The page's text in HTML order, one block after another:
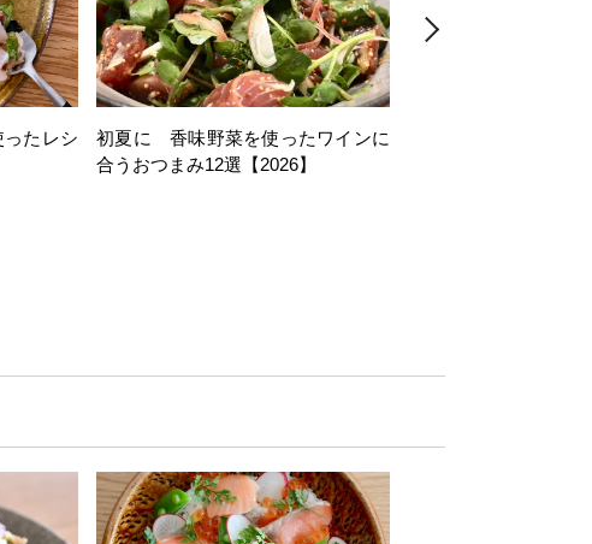
たレシ
初夏に 香味野菜を使ったワインに
合うおつまみ12選【2026】